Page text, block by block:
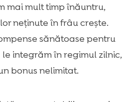
mai mult timp înăuntru,
neţinute în frâu crește.
sănătoase pentru
integrăm în regimul zilnic,
bonus nelimitat.